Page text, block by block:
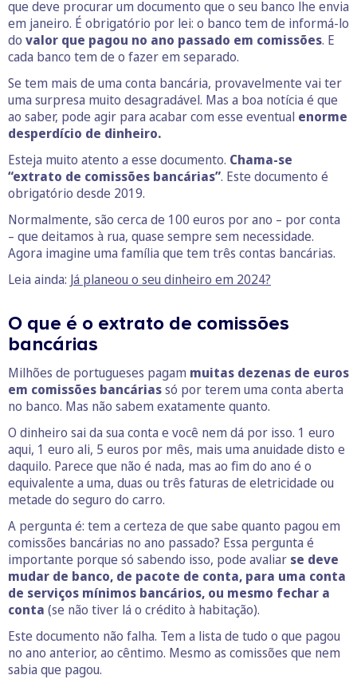
que deve procurar um documento que o seu banco lhe envia
em janeiro. É obrigatório por lei: o banco tem de informá-lo
do valor que pagou no ano passado em comissões. E
cada banco tem de o fazer em separado.
Se tem mais de uma conta bancária, provavelmente vai ter
uma surpresa muito desagradável. Mas a boa notícia é que
ao saber, pode agir para acabar com esse eventual enorme
desperdício de dinheiro.
Esteja muito atento a esse documento. Chama-se
“extrato de comissões bancárias”. Este documento é
obrigatório desde 2019.
Normalmente, são cerca de 100 euros por ano – por conta
– que deitamos à rua, quase sempre sem necessidade.
Agora imagine uma família que tem três contas bancárias.
Leia ainda: Já planeou o seu dinheiro em 2024?
O que é o extrato de comissões
bancárias
Milhões de portugueses pagam muitas dezenas de euros
em comissões bancáriassó por terem uma conta aberta
no banco. Mas não sabem exatamente quanto.
O dinheiro sai da sua conta e você nem dá por isso. 1 euro
aqui, 1 euro ali, 5 euros por mês, mais uma anuidade disto e
daquilo. Parece que não é nada, mas ao fim do ano é o
equivalente a uma, duas ou três faturas de eletricidade ou
metade do seguro do carro.
A pergunta é: tem a certeza de que sabe quanto pagou em
comissões bancárias no ano passado? Essa pergunta é
importante porque só sabendo isso, pode avaliar se deve
mudar de banco, de pacote de conta, para uma conta
de serviços mínimos bancários, ou mesmo fechar a
conta (se não tiver lá o crédito à habitação).
Este documento não falha. Tem a lista de tudo o que pagou
no ano anterior, ao cêntimo. Mesmo as comissões que nem
sabia que pagou.